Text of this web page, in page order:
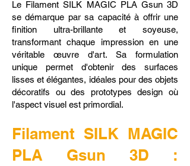
Le Filament SILK MAGIC PLA Gsun 3D
se démarque par sa capacité à offrir une
finition ultra-brillante et soyeuse,
transformant chaque impression en une
véritable œuvre d'art. Sa formulation
unique permet d'obtenir des surfaces
lisses et élégantes, idéales pour des objets
décoratifs ou des prototypes design où
l'aspect visuel est primordial.
Filament SILK MAGIC
PLA Gsun 3D :